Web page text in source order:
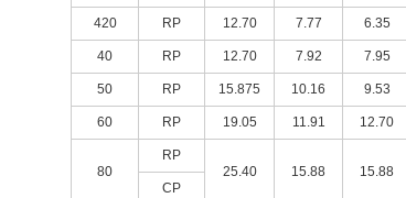
420 RP 12.70 7.77 6.35
40 RP 12.70 7.92 7.95
50 RP 15.875 10.16 9.53
60 RP 19.05 11.91 12.70
80
RP
25.40
15.88 15.88
CP